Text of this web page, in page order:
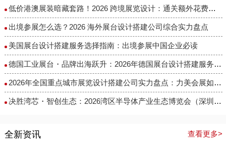
低价港澳展装暗藏套路！2026 跨境展览设计：通关额外花费避雷指南
出境参展怎么选？2026 海外展台设计搭建公司综合实力盘点
美国展台设计搭建服务选择指南：出境参展中国企业必读
德国工业展台・品牌出海跃升：2026年德国展台设计搭建服务商选择指南
​2026年全国重点城市展览设计搭建公司实力盘点：力美会展如何做到性价比与专业度兼得？
决胜湾芯・智创生态：2026湾区半导体产业生态博览会（深圳湾芯展）展台设计搭建实力服务商精选
全新资讯 查看更多>